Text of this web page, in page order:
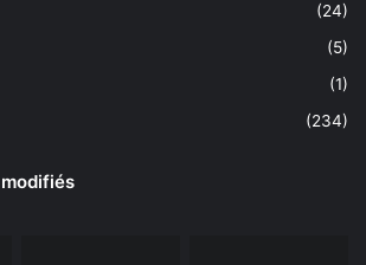
(24)
(5)
(1)
(234)